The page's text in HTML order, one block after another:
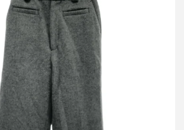
MEGAN メルトンウールワイドトラウザー
パンツ HM25W825-STY12
買取金額14,400円
詳しく見る